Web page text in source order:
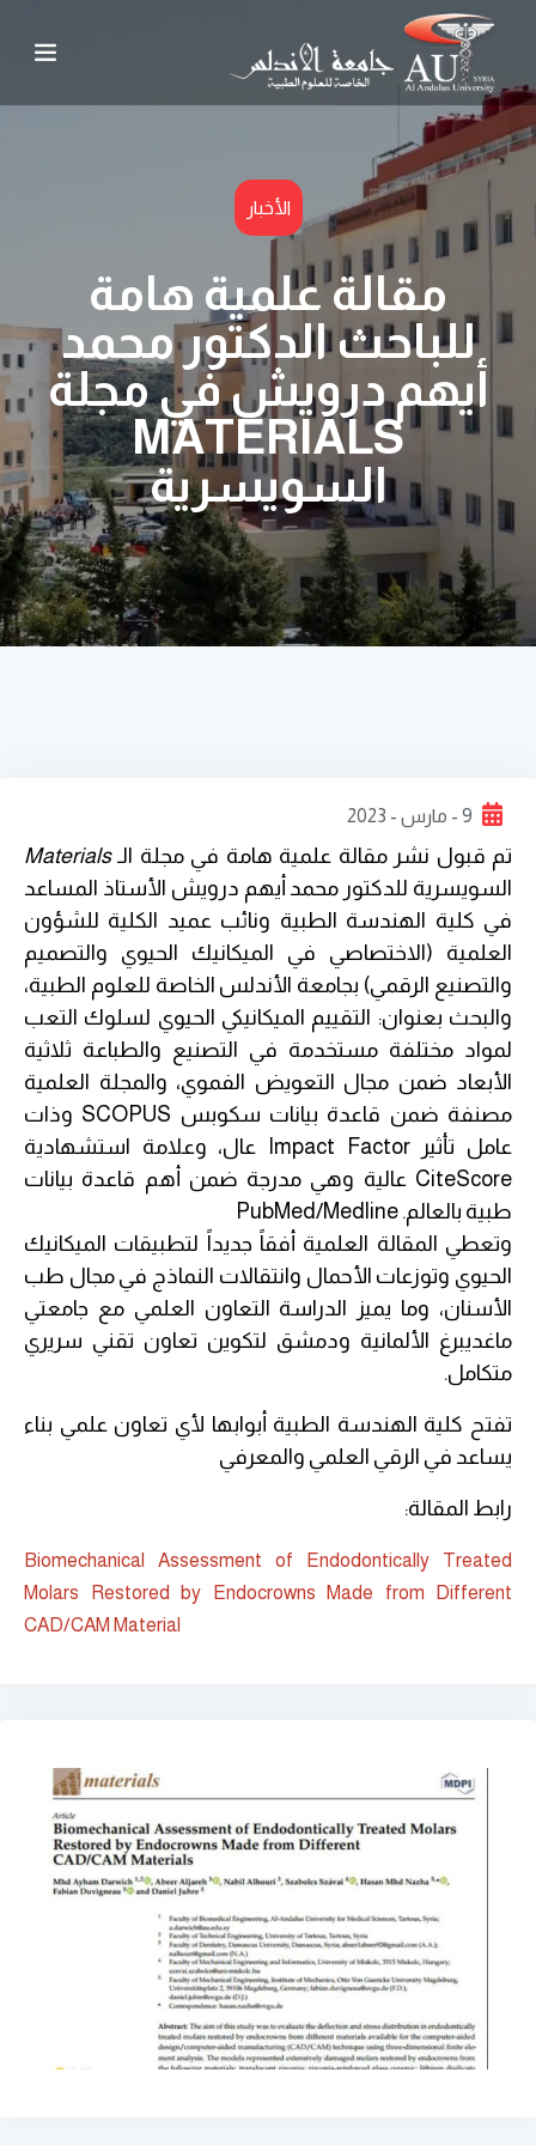
الأخبار
مقالة علمية هامة
للباحث الدكتور محمد
أيهم درويش في مجلة
MATERIALS
السويسرية
9 - مارس - 2023
تم قبول نشر مقالة علمية هامة في مجلة الـMaterials
السويسرية للدكتور محمد أيهم درويش الأستاذ المساعد
في كلية الهندسة الطبية ونائب عميد الكلية للشؤون
العلمية (الاختصاصي في الميكانيك الحيوي والتصميم
والتصنيع الرقمي) بجامعة الأندلس الخاصة للعلوم الطبية،
والبحث بعنوان: التقييم الميكانيكي الحيوي لسلوك التعب
لمواد مختلفة مستخدمة في التصنيع والطباعة ثلاثية
الأبعاد ضمن مجال التعويض الفموي، والمجلة العلمية
مصنفة ضمن قاعدة بيانات سكوبس SCOPUS وذات
عامل تأثير Impact Factor عال، وعلامة استشهادية
CiteScore عالية وهي مدرجة ضمن أهم قاعدة بيانات
طبية بالعالم. PubMed/Medline
وتعطي المقالة العلمية أفقاً جديداً لتطبيقات الميكانيك
الحيوي وتوزعات الأحمال وانتقالات النماذج في مجال طب
الأسنان، وما يميز الدراسة التعاون العلمي مع جامعتي
ماغديبرغ الألمانية ودمشق لتكوين تعاون تقني سريري
متكامل.
تفتح كلية الهندسة الطبية أبوابها لأي تعاون علمي بناء
يساعد في الرقي العلمي والمعرفي
رابط المقالة:
Biomechanical Assessment of Endodontically Treated
Molars Restored by Endocrowns Made from Different
CAD/CAM Material